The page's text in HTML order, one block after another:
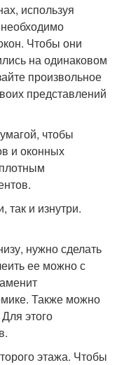
используя
Чтобы они
на одинаковом
произвольное
представлений
чтобы
и оконных
так и изнутри.
нужно сделать
ее можно с
Также можно
этого
этажа. Чтобы